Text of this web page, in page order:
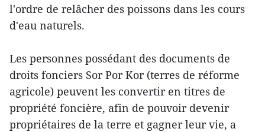
l'ordre de relâcher des poissons dans les cours
d'eau naturels.
Les personnes possédant des documents de
droits fonciers Sor Por Kor (terres de réforme
agricole) peuvent les convertir en titres de
propriété foncière, afin de pouvoir devenir
propriétaires de la terre et gagner leur vie, a